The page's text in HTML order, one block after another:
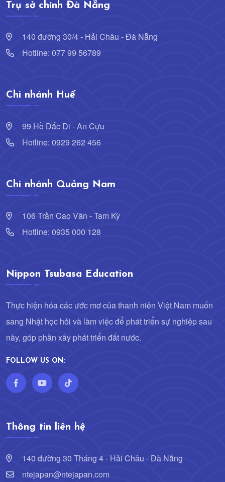
Trụ sở chính Đà Nẵng
140 đường 30/4 - Hải Châu - Đà Nẵng
Hotline: 077 99 56789
Chi nhánh Huế
99 Hồ Đắc Di - An Cựu
Hotline: 0929 262 456
Chi nhánh Quảng Nam
106 Trần Cao Vân - Tam Kỳ
Hotline: 0935 000 128
Nippon Tsubasa Education
Thực hiện hóa các ước mơ của thanh niên Việt Nam muốn
sang Nhật học hỏi và làm việc để phát triển sự nghiệp sau
này, góp phần xây phát triển đất nước.
FOLLOW US ON:
Thông tin liên hệ
140 đường 30 Tháng 4 - Hải Châu - Đà Nẵng
ntejapan@ntejapan.com